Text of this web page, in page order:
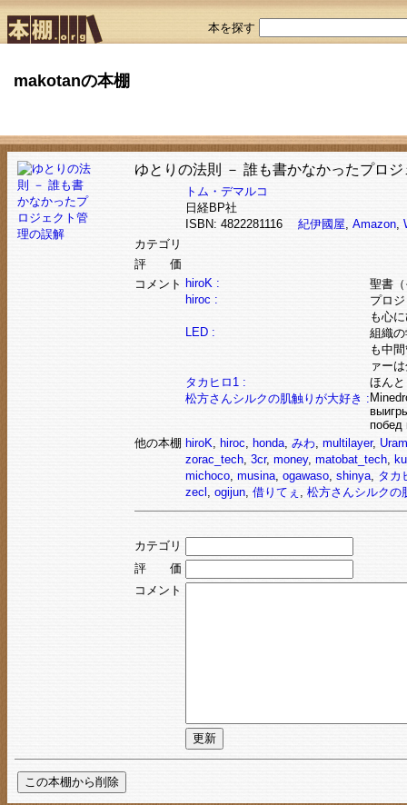
本を探す
makotanの本棚
ゆとりの法則 － 誰も書かなかったプロ
トム・デマルコ
日経BP社
ISBN: 4822281116 紀伊國屋, Amazon,
カテゴリ
評 価
コメント hiroK :
聖書
hiroc :
プロ
も心
LED :
組織
も中
ァー
タカヒロ1 :
ほん
松方さんシルクの肌触りが大好き :
побед
他の本棚 hiroK, hiroc, honda, みわ, multilayer,
zorac_tech, 3cr, money, matobat_tech,
michoco, musina, ogawaso, shinya, タカ
zecl , ogijun, 借りてぇ , 松方さんシルクの
カテゴリ
評 価
コメント